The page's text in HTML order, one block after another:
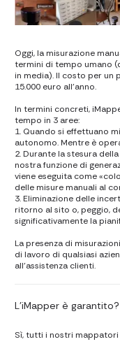
Oggi, la misurazione
termini di tempo umano
in media). Il costo per
15.000 euro all'anno.
In termini concreti,
tempo in 3 aree:
1. Quando si effettuano
autonomo. Mentre è
2. Durante la stesura
nostra funzione di
viene eseguita come
delle misure manuali al
3. Eliminazione delle
ritorno al sito o, peggio,
significativamente la
La presenza di
di lavoro di qualsiasi
all'assistenza clienti.
L'iMapper è garantito?
Sì, tutti i nostri mappatori